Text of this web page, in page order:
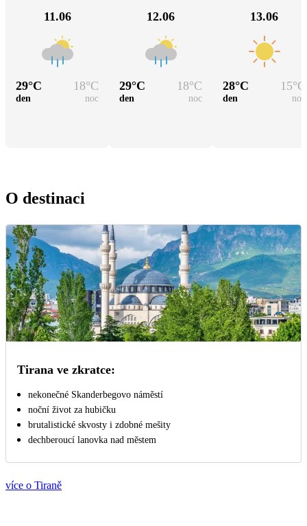
11.06
29°C 18°C
den noc
12.06
29°C 18°C
den noc
13.06
28°C 15°C
den noc
O destinaci
Tirana ve zkratce:
nekonečné Skanderbegovo náměstí
noční život za hubičku
brutalistické skvosty i zdobné mešity
dechberoucí lanovka nad městem
více o Tiraně